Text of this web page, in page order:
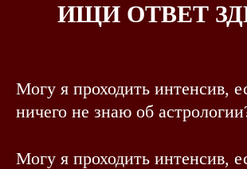
ИЩИ ОТВЕТ
Могу я проходить интенсив,
ничего не знаю об
Могу я проходить интенсив,